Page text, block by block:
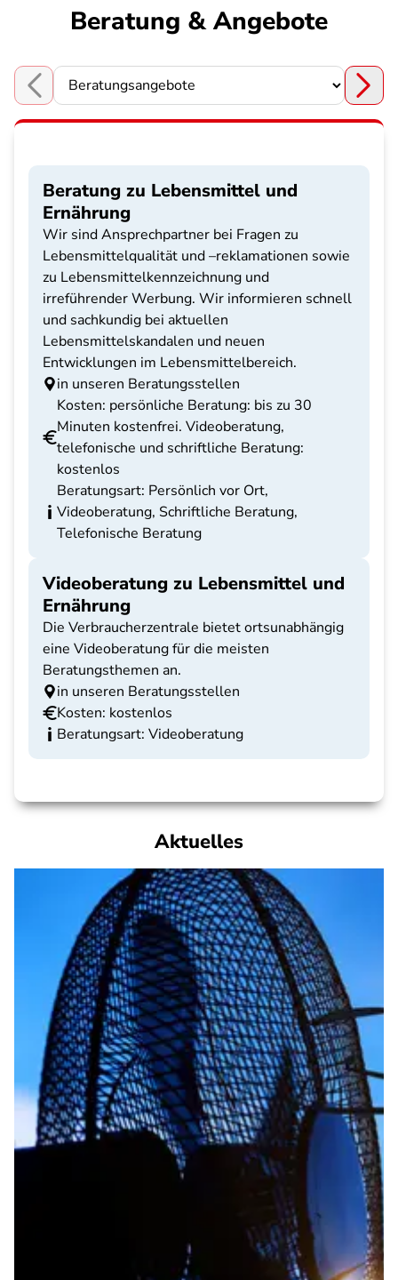
Beratung & Angebote
Choose a section
Beratung zu Lebensmittel und
Ernährung
Wir sind Ansprechpartner bei Fragen zu
Lebensmittelqualität und –reklamationen sowie
zu Lebensmittelkennzeichnung und
irreführender Werbung. Wir informieren schnell
und sachkundig bei aktuellen
Lebensmittelskandalen und neuen
Entwicklungen im Lebensmittelbereich.
in unseren Beratungsstellen
Kosten: persönliche Beratung: bis zu 30
Minuten kostenfrei. Videoberatung,
telefonische und schriftliche Beratung:
kostenlos
Beratungsart: Persönlich vor Ort,
Videoberatung, Schriftliche Beratung,
Telefonische Beratung
Videoberatung zu Lebensmittel und
Ernährung
Die Verbraucherzentrale bietet ortsunabhängig
eine Videoberatung für die meisten
Beratungsthemen an.
in unseren Beratungsstellen
Kosten: kostenlos
Beratungsart: Videoberatung
Aktuelles